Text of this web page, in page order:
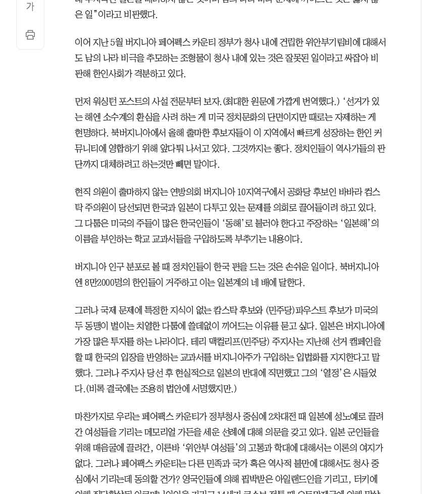
은 일”이라고 비판했다.
이어 지난 5월 버지니아 페어펙스 카운티 정부가 청사 내에 건립한 위안부기림비에 대해서
도 남의 나라 비극을 추모하는 조형물이 청사 내에 있는 것은 잘못된 일이라고 싸잡아 비
판해 한인사회가 격분하고 있다.
먼저 워싱턴 포스트의 사설 전문부터 보자.(최대한 원문에 가깝게 번역했다.) ‘선거가 있
는 해엔 소수계의 환심을 사려 하는 게 미국 정치문화의 단면이지만 때로는 자제하는 게
현명하다. 북버지니아에서 올해 출마한 후보자들이 이 지역에서 빠르게 성장하는 한인 커
뮤니티에 영합하기 위해 앞다퉈 나서고 있다. 그것까지는 좋다. 정치인들이 역사가들의 판
단까지 대체하려고 하는것만 빼면 말이다.
현직 의원이 출마하지 않는 연방의회 버지니아 10지역구에서 공화당 후보인 바바라 컴스
탁 주의원이 당선되면 한국과 일본이 다투고 있는 문제를 의회로 끌어들이려 하고 있다.
그 다툼은 미국의 주들이 많은 한국인들이 ‘동해’로 불러야 한다고 주장하는 ‘일본해’의
이름을 부인하는 학교 교과서들을 구입하도록 부추기는 내용이다.
버지니아 인구 분포로 볼 때 정치인들이 한국 편을 드는 것은 손쉬운 일이다. 북버지니아
엔 8만2000명의 한인들이 거주하고 이는 일본계의 네 배에 달한다.
그러나 국제 문제에 특정한 지식이 없는 캄스탁 후보와 (민주당)파우스트 후보가 미국의
두 동맹이 벌이는 치열한 다툼에 쓸데없이 끼어드는 이유를 묻고 싶다. 일본은 버지니아에
가장 많은 투자를 하는 나라이다. 테리 맥컬리프(민주당) 주지사는 지난해 선거 캠페인을
할 때 한국의 입장을 반영하는 교과서를 버지니아주가 구입하는 입법화를 지지한다고 말
했다. 그러나 주지사 당선 후 현실적으로 일본의 반대에 직면했고 그의 ‘열정’은 시들었
다.(비록 결국에는 조용히 법안에 서명했지만.)
마찬가지로 우리는 페어팩스 카운티가 정부청사 중심에 2차대전 때 일본에 성노예로 끌려
간 여성들을 기리는 메모리얼 가든을 세운 선례에 대해 의문을 갖고 있다. 일본 군인들을
위해 매음굴에 끌려간, 이른바 ‘위안부 여성들’의 고통과 학대에 대해서는 이론의 여지가
없다. 그러나 페어팩스 카운티는 다른 민족과 국가 혹은 역사적 불만에 대해서도 청사 중
심에서 기리는데 동의할 건가? 영국인들에 의해 핍박받은 아일랜드인을 기리고, 터키에